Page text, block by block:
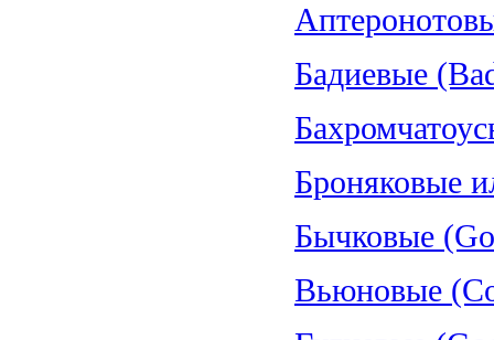
Бадиевые
Броняковые
Бычковые
Вьюновые